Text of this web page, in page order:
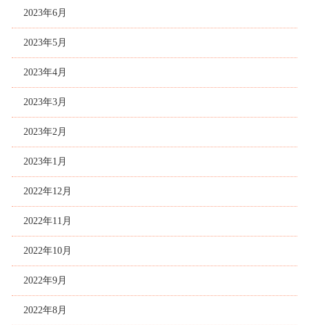
2023年6月
2023年5月
2023年4月
2023年3月
2023年2月
2023年1月
2022年12月
2022年11月
2022年10月
2022年9月
2022年8月